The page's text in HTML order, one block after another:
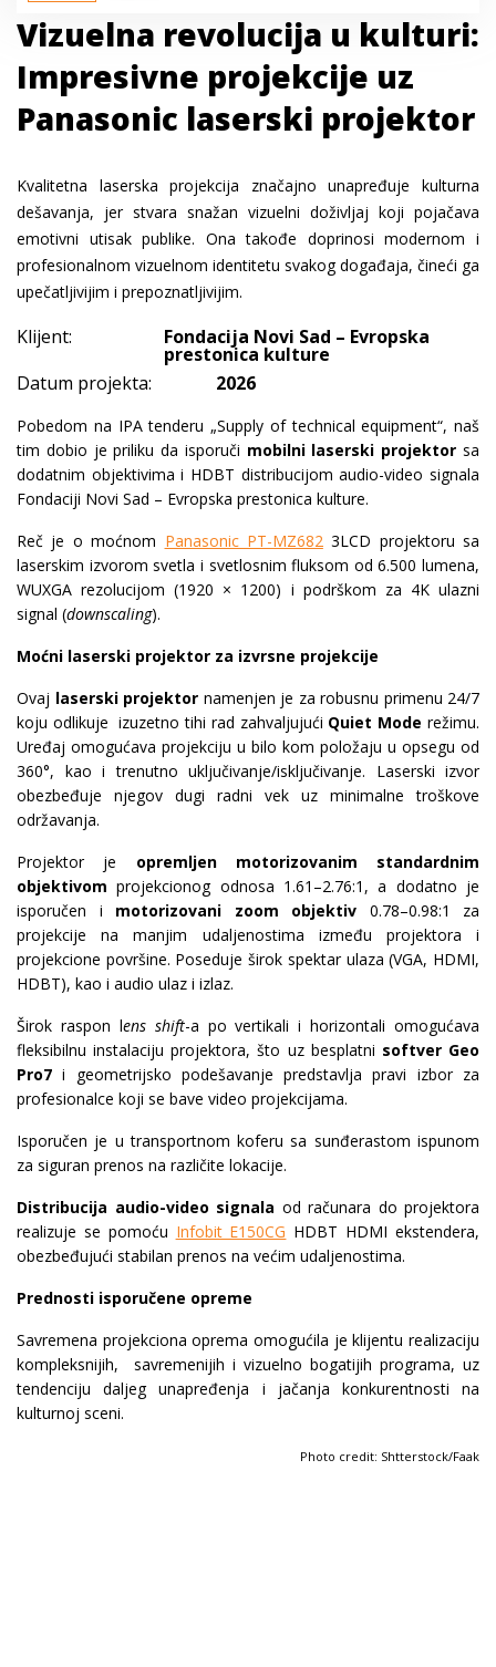
Vizuelna revolucija u kulturi:
Impresivne projekcije uz
Panasonic laserski projektor
Kvalitetna laserska projekcija značajno unapređuje kulturna
dešavanja, jer stvara snažan vizuelni doživljaj koji pojačava
emotivni utisak publike. Ona takođe doprinosi modernom i
profesionalnom vizuelnom identitetu svakog događaja, čineći ga
upečatljivijim i prepoznatljivijim.
Klijent: Fondacija Novi Sad – Evropska
prestonica kulture
Datum projekta:
2026
Pobedom na IPA tenderu „Supply of technical equipment“, naš
tim dobio je priliku da isporuči mobilni laserski projektor sa
dodatnim objektivima i HDBT distribucijom audio-video signala
Fondaciji Novi Sad – Evropska prestonica kulture.
Reč je o moćnom Panasonic PT-MZ6823LCD projektoru sa
laserskim izvorom svetla i svetlosnim fluksom od 6.500 lumena,
WUXGA rezolucijom (1920 × 1200) i podrškom za 4K ulazni
signal (downscaling).
Moćni laserski projektor za izvrsne projekcije
Ovaj laserski projektor namenjen je za robusnu primenu 24/7
koju odlikuje izuzetno tihi rad zahvaljujući Quiet Mode režimu.
Uređaj omogućava projekciju u bilo kom položaju u opsegu od
360°, kao i trenutno uključivanje/isključivanje. Laserski izvor
obezbeđuje njegov dugi radni vek uz minimalne troškove
održavanja.
Projektor je opremljen motorizovanim standardnim
objektivom projekcionog odnosa 1.61–2.76:1, a dodatno je
isporučen i motorizovani zoom objektiv 0.78–0.98:1 za
projekcije na manjim udaljenostima između projektora i
projekcione površine. Poseduje širok spektar ulaza (VGA, HDMI,
HDBT), kao i audio ulaz i izlaz.
Širok raspon lens shift-a po vertikali i horizontali omogućava
fleksibilnu instalaciju projektora, što uz besplatni softver Geo
Pro7 i geometrijsko podešavanje predstavlja pravi izbor za
profesionalce koji se bave video projekcijama.
Isporučen je u transportnom koferu sa sunđerastom ispunom
za siguran prenos na različite lokacije.
Distribucija audio-video signala od računara do projektora
realizuje se pomoću Infobit E150CG HDBT HDMI ekstendera,
obezbeđujući stabilan prenos na većim udaljenostima.
Prednosti isporučene opreme
Savremena projekciona oprema omogućila je klijentu realizaciju
kompleksnijih, savremenijih i vizuelno bogatijih programa, uz
tendenciju daljeg unapređenja i jačanja konkurentnosti na
kulturnoj sceni.
Photo credit: Shtterstock/Faak